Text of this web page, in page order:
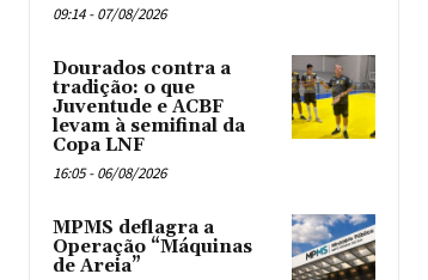
09:14 - 07/08/2026
Dourados contra a
tradição: o que
Juventude e ACBF
levam à semifinal da
Copa LNF
16:05 - 06/08/2026
MPMS deflagra a
Operação “Máquinas
de Areia”